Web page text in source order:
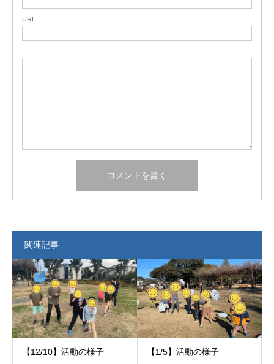
URL
関連記事
【12/10】活動の様子 【1/5】活動の様子